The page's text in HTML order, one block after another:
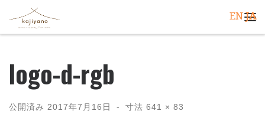
コンテンツへスキップ
logo-d-rgb
公開済み 2017年7月16日 - 寸法 641 × 83
EN JA